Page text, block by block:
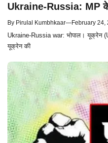
Ukraine-Russia: MP के
By Pirulal Kumbhkaar—February 24,
Ukraine-Russia war: भोपाल। यूक्रेन
यूक्रेन की